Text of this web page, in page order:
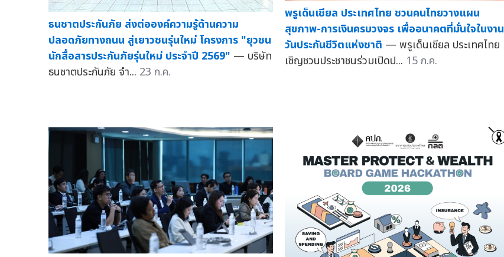
ธนชาตประกันภัย ส่งต่อองค์ความรู้ด้านความ
ปลอดภัยทางถนน สู่เยาวชนรุ่นใหม่ โครงการ "ยุวชน
นักสื่อสารประกันภัยรุ่นใหม่ ประจำปี 2569" — บริษัท
ธนชาตประกันภัย จำ... 23 ก.ค.
พรูเด็นเชียล ประเทศไทย ชวนคนไทยวางแผน
สุขภาพ-การเงินครบวงจร เพื่ออนาคตที่มั่นใจในงาน
วันประกันชีวิตแห่งชาติ — พรูเด็นเชียล ประเทศไทย
เชิญชวนประชาชนร่วมเปิดป... 15 ก.ค.